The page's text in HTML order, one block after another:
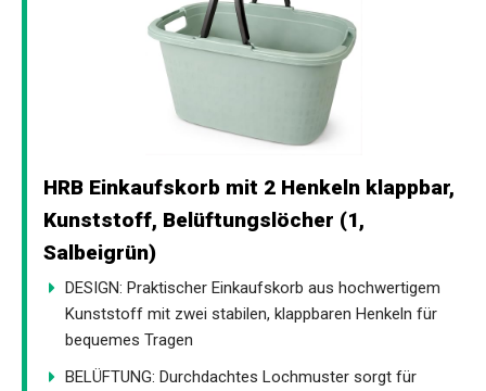
HRB Einkaufskorb mit 2 Henkeln klappbar,
Kunststoff, Belüftungslöcher (1,
Salbeigrün)
DESIGN: Praktischer Einkaufskorb aus hochwertigem
Kunststoff mit zwei stabilen, klappbaren Henkeln für
bequemes Tragen
BELÜFTUNG: Durchdachtes Lochmuster sorgt für